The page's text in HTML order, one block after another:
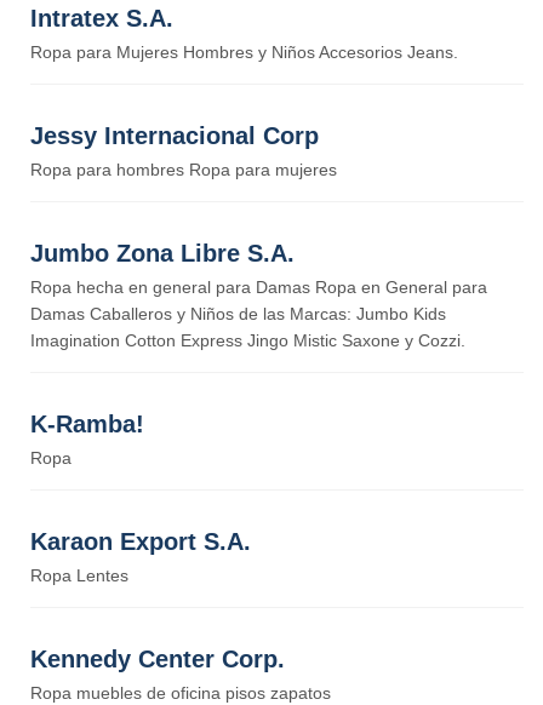
Intratex S.A.
Ropa para Mujeres Hombres y Niños Accesorios Jeans.
Jessy Internacional Corp
Ropa para hombres Ropa para mujeres
Jumbo Zona Libre S.A.
Ropa hecha en general para Damas Ropa en General para
Damas Caballeros y Niños de las Marcas: Jumbo Kids
Imagination Cotton Express Jingo Mistic Saxone y Cozzi.
K-Ramba!
Ropa
Karaon Export S.A.
Ropa Lentes
Kennedy Center Corp.
Ropa muebles de oficina pisos zapatos